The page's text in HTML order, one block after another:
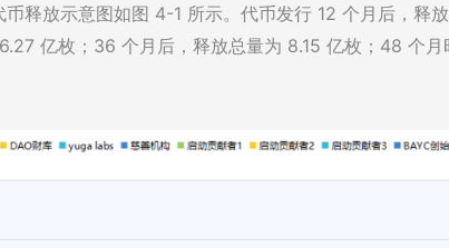
释放示意图如图 4-1 所示。代币发行 12 个月后，释放
亿枚；36 个月后，释放总量为 8.15 亿枚；48 个月